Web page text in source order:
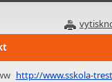
http://www.sskola-